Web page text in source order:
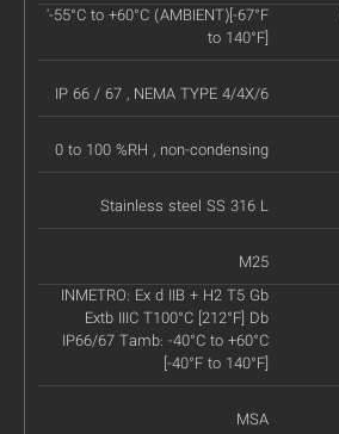
'-55°C to +60°C (AMBIENT)[-67°F
to 140°F]
IP 66 / 67 , NEMA TYPE 4/4X/6
0 to 100 %RH , non-condensing
Stainless steel SS 316 L
M25
INMETRO: Ex d IIB + H2 T5 Gb
Extb IIIC T100°C [212°F] Db
IP66/67 Tamb: -40°C to +60°C
[-40°F to 140°F]
MSA